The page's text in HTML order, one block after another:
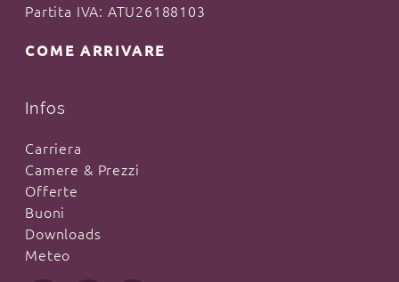
Partita IVA: ATU26188103
COME ARRIVARE
Infos
Carriera
Camere & Prezzi
Offerte
Buoni
Downloads
Meteo